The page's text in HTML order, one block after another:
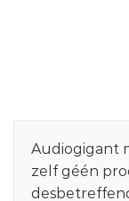
Audiogigant
zelf géén